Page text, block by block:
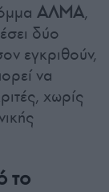
ΑΛΜΑ,
δύο
εγκριθούν,
να
χωρίς
το